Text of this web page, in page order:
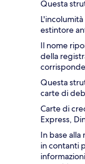
Questa
estintore
Il nome
della
Questa
carte di
Carte di
Express,
In base
in contanti